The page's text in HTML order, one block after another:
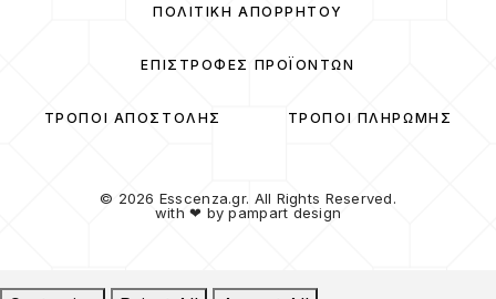
ΠΟΛΙΤΙΚΉ ΑΠΟΡΡΉΤΟΥ
ΕΠΙΣΤΡΟΦΈΣ ΠΡΟΪΌΝΤΩΝ
ΤΡΌΠΟΙ ΑΠΟΣΤΟΛΉΣ ΤΡΌΠΟΙ ΠΛΗΡΩΜΉΣ
© 2026 Esscenza.gr. All Rights Reserved.
with ❤ bypampart design